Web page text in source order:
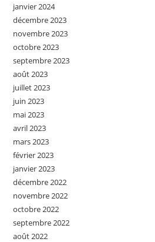
janvier 2024
décembre 2023
novembre 2023
octobre 2023
septembre 2023
août 2023
juillet 2023
juin 2023
mai 2023
avril 2023
mars 2023
février 2023
janvier 2023
décembre 2022
novembre 2022
octobre 2022
septembre 2022
août 2022